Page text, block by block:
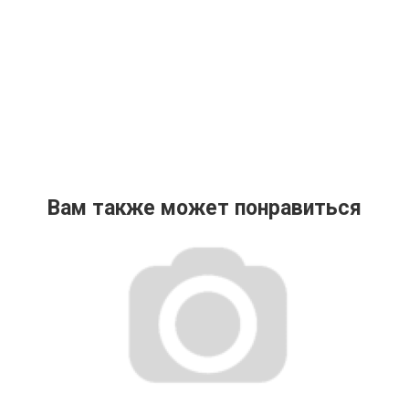
Вам также может понравиться